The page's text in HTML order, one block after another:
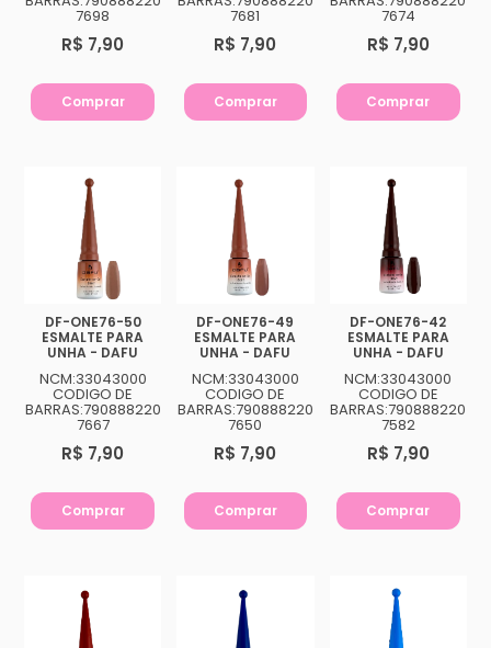
7698
R$ 7,90
Comprar
7681
R$ 7,90
Comprar
7674
R$ 7,90
Comprar
DF-ONE76-50
ESMALTE PARA
UNHA - DAFU
NCM:33043000
CODIGO DE
BARRAS:790888220
7667
R$ 7,90
Comprar
DF-ONE76-49
ESMALTE PARA
UNHA - DAFU
NCM:33043000
CODIGO DE
BARRAS:790888220
7650
R$ 7,90
Comprar
DF-ONE76-42
ESMALTE PARA
UNHA - DAFU
NCM:33043000
CODIGO DE
BARRAS:790888220
7582
R$ 7,90
Comprar